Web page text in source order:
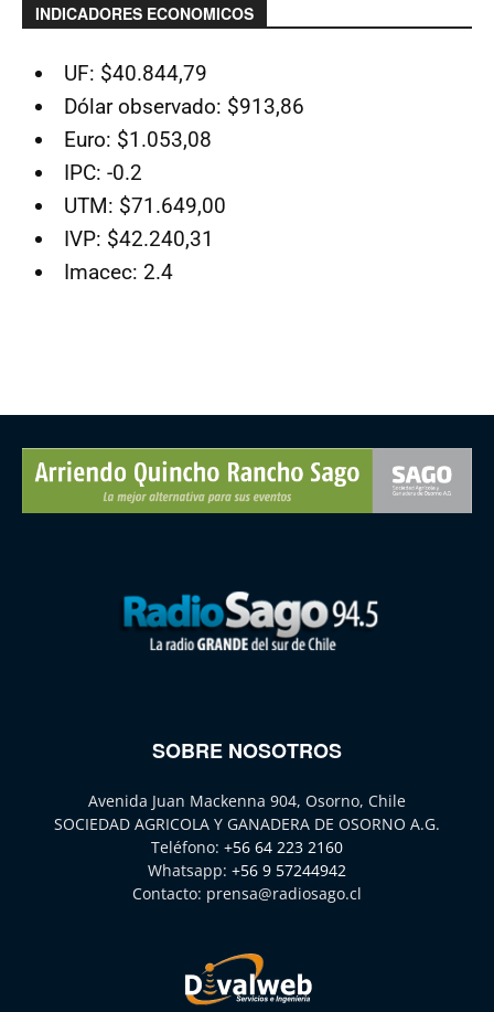
INDICADORES ECONOMICOS
UF: $40.844,79
Dólar observado: $913,86
Euro: $1.053,08
IPC: -0.2
UTM: $71.649,00
IVP: $42.240,31
Imacec: 2.4
SOBRE NOSOTROS
Avenida Juan Mackenna 904, Osorno, Chile
SOCIEDAD AGRICOLA Y GANADERA DE OSORNO A.G.
Teléfono: +56 64 223 2160
Whatsapp: +56 9 57244942
Contacto: prensa@radiosago.cl